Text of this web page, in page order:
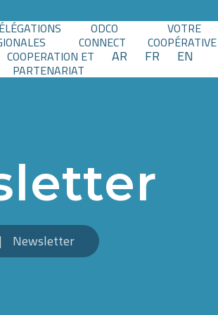
ODCO
CONNECT
VOTRE
COOPÉRATIVE
COOPERATION ET
PARTENARIAT
AR FR EN
Newsletter